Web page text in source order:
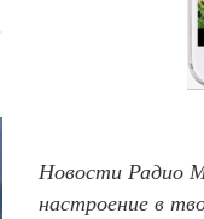
Новости Радио
настроение в